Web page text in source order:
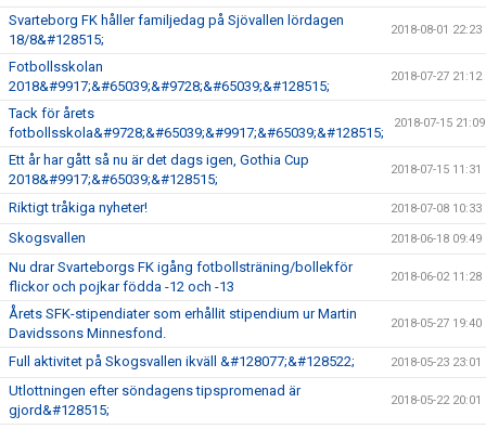
Svarteborg FK håller familjedag på Sjövallen lördagen
18/8&#128515;
2018-08-01 22:23
Fotbollsskolan
2018&#9917;&#65039;&#9728;&#65039;&#128515;
2018-07-27 21:12
Tack för årets
fotbollsskola&#9728;&#65039;&#9917;&#65039;&#128515;
2018-07-15 21:09
Ett år har gått så nu är det dags igen, Gothia Cup
2018&#9917;&#65039;&#128515;
2018-07-15 11:31
Riktigt tråkiga nyheter! 2018-07-08 10:33
Skogsvallen 2018-06-18 09:49
Nu drar Svarteborgs FK igång fotbollsträning/bollekför
flickor och pojkar födda -12 och -13
2018-06-02 11:28
Årets SFK-stipendiater som erhållit stipendium ur Martin
Davidssons Minnesfond.
2018-05-27 19:40
Full aktivitet på Skogsvallen ikväll &#128077;&#128522; 2018-05-23 23:01
Utlottningen efter söndagens tipspromenad är
gjord&#128515;
2018-05-22 20:01